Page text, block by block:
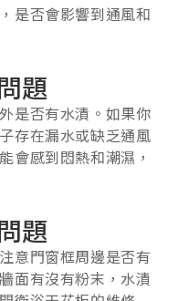
是否會影響到通風和
題
是否有水漬。如果你
存在漏水或缺乏通風
會感到悶熱和潮濕，
題
意門窗框周邊是否有
面有沒有粉末，水漬